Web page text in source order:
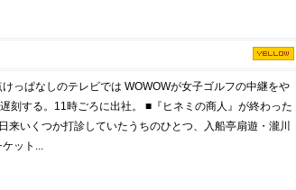
っぱなしのテレビでは WOWOWが女子ゴルフの中継をや
刻する。11時ごろに出社。 ■ 『ヒネミの商人』が終わった
いくつか打診していたうちのひとつ、入船亭扇遊・瀧川
ット...